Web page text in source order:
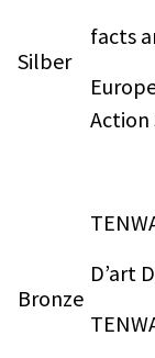
Silber
facts
Action
Bronze
D’art